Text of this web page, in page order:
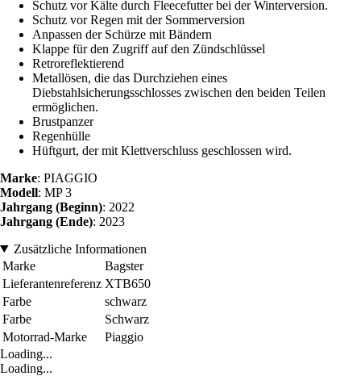
Schutz vor Kälte durch Fleecefutter bei der Winterversion.
Schutz vor Regen mit der Sommerversion
Anpassen der Schürze mit Bändern
Klappe für den Zugriff auf den Zündschlüssel
Retroreflektierend
Metallösen, die das Durchziehen eines
Diebstahlsicherungsschlosses zwischen den beiden Teilen
ermöglichen.
Brustpanzer
Regenhülle
Hüftgurt, der mit Klettverschluss geschlossen wird.
Marke: PIAGGIO
Modell: MP 3
Jahrgang (Beginn): 2022
Jahrgang (Ende): 2023
Zusätzliche Informationen
Marke
Bagster
Lieferantenreferenz XTB650
Farbe
schwarz
Farbe
Schwarz
Motorrad-Marke
Piaggio
Loading...
Loading...